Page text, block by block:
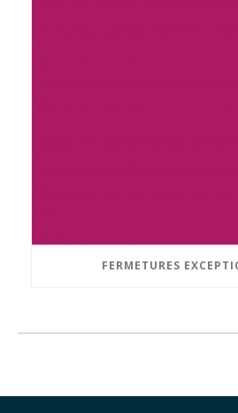
FERMETURES